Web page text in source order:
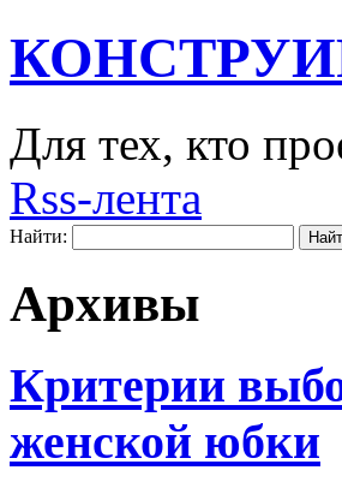
Для тех, кто
Rss-лента
Найти:
Архивы
Критерии
женской юбки